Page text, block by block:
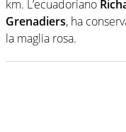
km. L’ecuadoriano
Grenadiers, ha
la maglia rosa.